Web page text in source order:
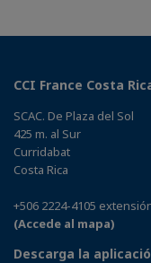
CCI France Costa
SCAC. De Plaza del Sol
425 m. al Sur
Curridabat
Costa Rica
+506 2224-4105
(Accede al mapa)
Descarga la